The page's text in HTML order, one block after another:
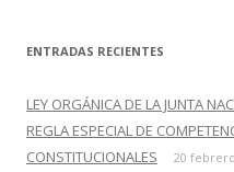
c
r
:
ENTRADAS RECIENTES
LEY ORGÁNICA DE LA JUNTA
REGLA ESPECIAL DE
CONSTITUCIONALES
20